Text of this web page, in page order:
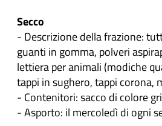
Secco
- Descrizione della frazione:
guanti in gomma, polveri
lettiera per animali (modiche
tappi in sughero, tappi corona,
- Contenitori: sacco di colore
- Asporto: il mercoledì di ogni